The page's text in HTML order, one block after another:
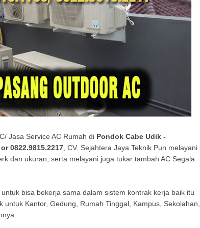
Jasa Service AC Rumah di Pondok Cabe Udik -
0822.9815.2217, CV. Sejahtera Jaya Teknik Pun melayani
dan ukuran, serta melayani juga tukar tambah AC Segala
bisa bekerja sama dalam sistem kontrak kerja baik itu
untuk Kantor, Gedung, Rumah Tinggal, Kampus, Sekolahan,